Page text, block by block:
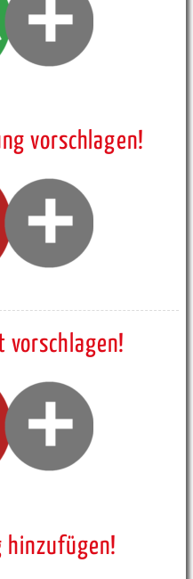
vorschlagen!
vorschlagen!
hinzufügen!